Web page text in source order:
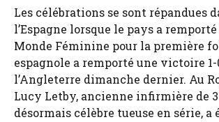
Les célébrations se sont répandues
l’Espagne lorsque le pays a remporté
Monde Féminine pour la première
espagnole a remporté une victoire
l’Angleterre dimanche dernier. Au
Lucy Letby, ancienne infirmière de
désormais célèbre tueuse en série, a